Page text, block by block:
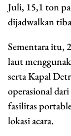
Juli, 15,1 ton
dijadwalkan
Sementara itu,
laut
serta Kapal
operasional
fasilitas
lokasi acara.